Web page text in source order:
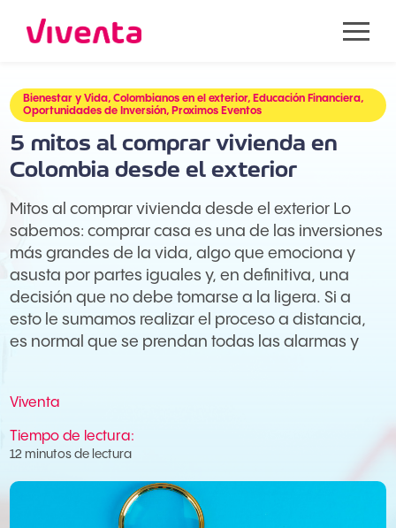
Bienestar y Vida, Colombianos en el exterior, Educación Financiera,
Oportunidades de Inversión, Proximos Eventos
5 mitos al comprar vivienda en
Colombia desde el exterior
Mitos al comprar vivienda desde el exterior Lo
sabemos: comprar casa es una de las inversiones
más grandes de la vida, algo que emociona y
asusta por partes iguales y, en definitiva, una
decisión que no debe tomarse a la ligera. Si a
esto le sumamos realizar el proceso a distancia,
es normal que se prendan todas las alarmas y
Viventa
Tiempo de lectura:
12 minutos de lectura